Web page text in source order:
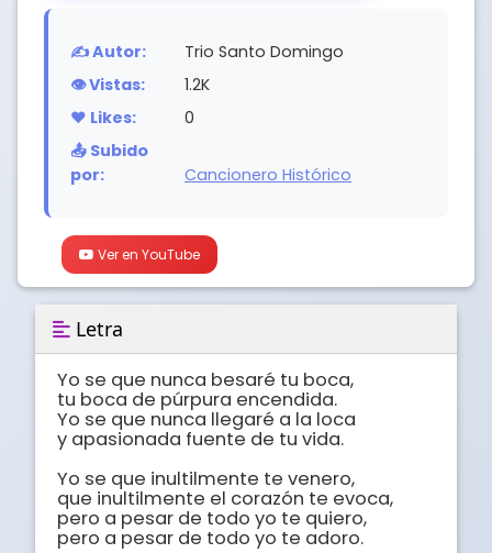
✍️ Autor:
Trio Santo Domingo
👁️ Vistas:
1.2K
❤️ Likes:
0
📤 Subido
por:
Cancionero Histórico
Ver en YouTube
Letra
Yo se que nunca besaré tu boca,
tu boca de púrpura encendida.
Yo se que nunca llegaré a la loca
y apasionada fuente de tu vida.
Yo se que inultilmente te venero,
que inultilmente el corazón te evoca,
pero a pesar de todo yo te quiero,
pero a pesar de todo yo te adoro.